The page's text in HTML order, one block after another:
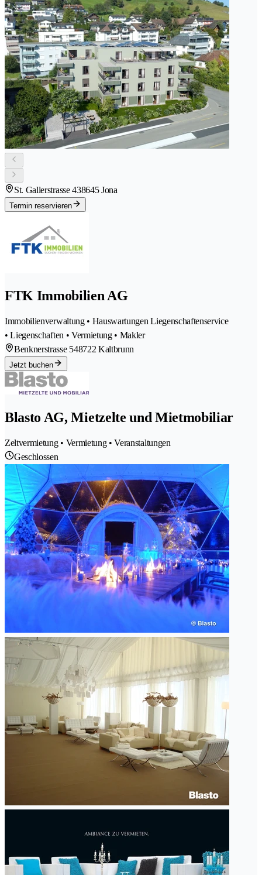
St. Gallerstrasse 438645 Jona
Termin reservieren
FTK Immobilien AG
Immobilienverwaltung • Hauswartungen Liegenschaftenservice
• Liegenschaften • Vermietung • Makler
Benknerstrasse 548722 Kaltbrunn
Jetzt buchen
Blasto AG, Mietzelte und Mietmobiliar
Zeltvermietung • Vermietung • Veranstaltungen
Geschlossen